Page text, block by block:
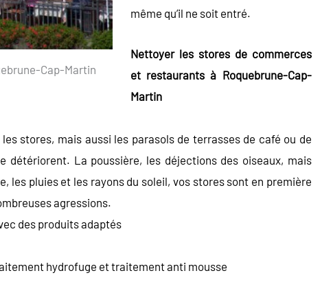
Cap-Martin
même qu’il ne soit entré.
Nettoyer les stores de commerces
et restaurants à Roquebrune-Cap-
Martin
stores, mais aussi les parasols de terrasses de café ou de
détériorent. La poussière, les déjections des oiseaux, mais
les pluies et les rayons du soleil, vos stores sont en première
agressions.
des produits adaptés
hydrofuge et traitement anti mousse